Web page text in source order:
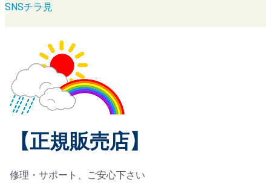
SNSチラ見
【正規販売店】
修理・サポート、ご安心下さい